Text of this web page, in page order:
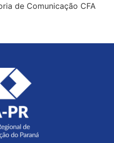
de Comunicação CFA